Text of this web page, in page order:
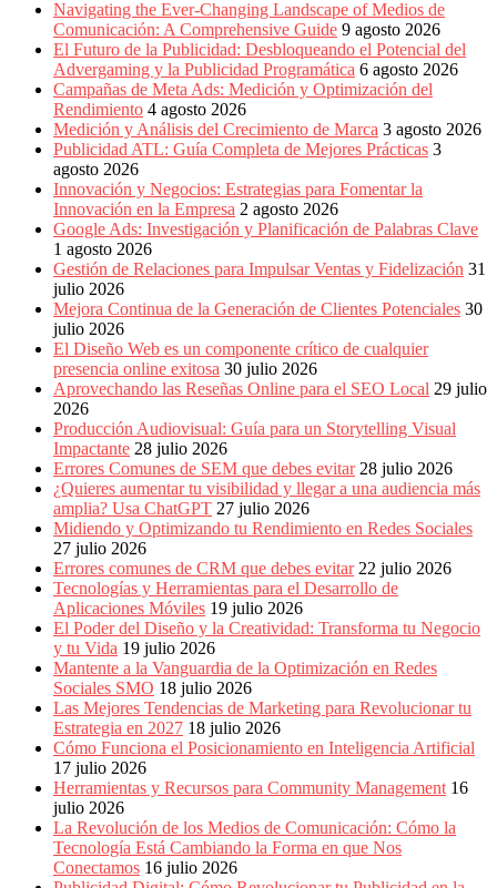
Navigating the Ever-Changing Landscape of Medios de
Comunicación: A Comprehensive Guide 9 agosto 2026
El Futuro de la Publicidad: Desbloqueando el Potencial del
Advergaming y la Publicidad Programática 6 agosto 2026
Campañas de Meta Ads: Medición y Optimización del
Rendimiento 4 agosto 2026
Medición y Análisis del Crecimiento de Marca 3 agosto 2026
Publicidad ATL: Guía Completa de Mejores Prácticas 3
agosto 2026
Innovación y Negocios: Estrategias para Fomentar la
Innovación en la Empresa 2 agosto 2026
Google Ads: Investigación y Planificación de Palabras Clave
1 agosto 2026
Gestión de Relaciones para Impulsar Ventas y Fidelización 31
julio 2026
Mejora Continua de la Generación de Clientes Potenciales 30
julio 2026
El Diseño Web es un componente crítico de cualquier
presencia online exitosa 30 julio 2026
Aprovechando las Reseñas Online para el SEO Local 29 julio
2026
Producción Audiovisual: Guía para un Storytelling Visual
Impactante 28 julio 2026
Errores Comunes de SEM que debes evitar 28 julio 2026
¿Quieres aumentar tu visibilidad y llegar a una audiencia más
amplia? Usa ChatGPT 27 julio 2026
Midiendo y Optimizando tu Rendimiento en Redes Sociales
27 julio 2026
Errores comunes de CRM que debes evitar 22 julio 2026
Tecnologías y Herramientas para el Desarrollo de
Aplicaciones Móviles 19 julio 2026
El Poder del Diseño y la Creatividad: Transforma tu Negocio
y tu Vida 19 julio 2026
Mantente a la Vanguardia de la Optimización en Redes
Sociales SMO 18 julio 2026
Las Mejores Tendencias de Marketing para Revolucionar tu
Estrategia en 2027 18 julio 2026
Cómo Funciona el Posicionamiento en Inteligencia Artificial
17 julio 2026
Herramientas y Recursos para Community Management 16
julio 2026
La Revolución de los Medios de Comunicación: Cómo la
Tecnología Está Cambiando la Forma en que Nos
Conectamos 16 julio 2026